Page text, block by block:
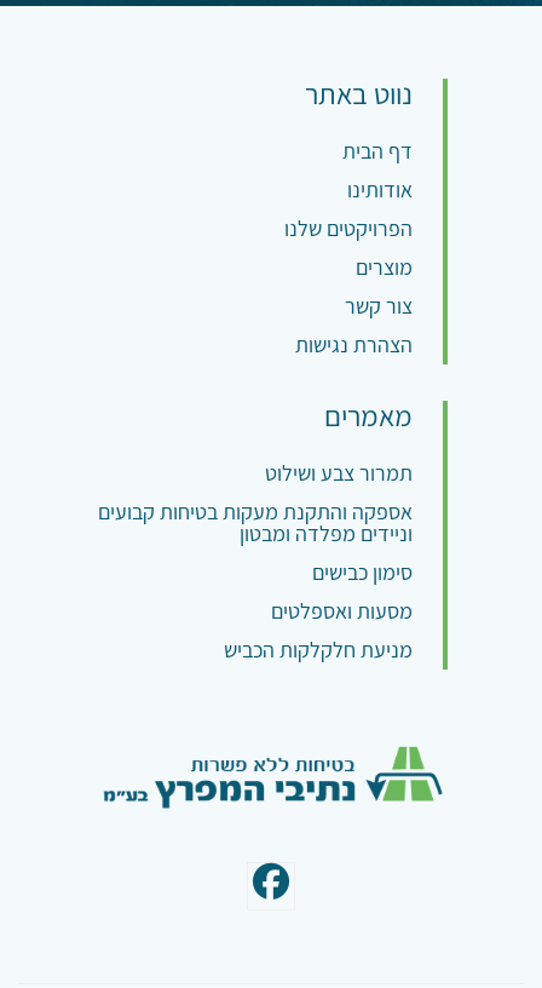
נווט באתר
דף הבית
אודותינו
הפרויקטים שלנו
מוצרים
צור קשר
הצהרת נגישות
מאמרים
תמרור צבע ושילוט
אספקה והתקנת מעקות בטיחות קבועים
וניידים מפלדה ומבטון
סימון כבישים
מסעות ואספלטים
מניעת חלקלקות הכביש